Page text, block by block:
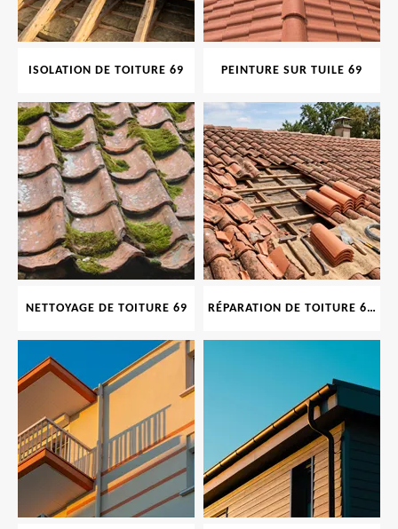
ISOLATION DE TOITURE 69 PEINTURE SUR TUILE 69
NETTOYAGE DE TOITURE 69 RÉPARATION DE TOITURE 69 RHONE, TUILES CASSÉES OU ABIMÉES